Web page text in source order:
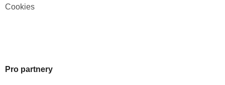
Cookies
Pro partnery